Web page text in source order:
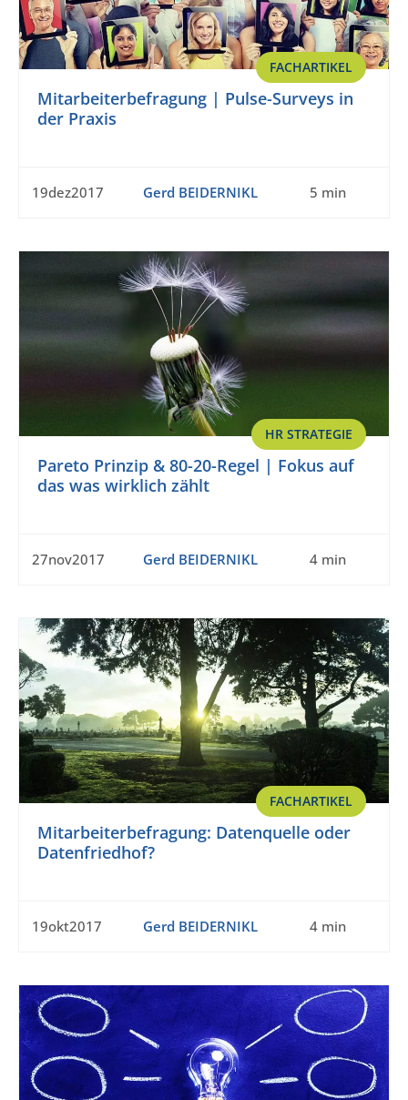
FACHARTIKEL
Mitarbeiterbefragung | Pulse-Surveys in
der Praxis
19dez2017 Gerd BEIDERNIKL 5 min
HR STRATEGIE
Pareto Prinzip & 80-20-Regel | Fokus auf
das was wirklich zählt
27nov2017 Gerd BEIDERNIKL 4 min
FACHARTIKEL
Mitarbeiterbefragung: Datenquelle oder
Datenfriedhof?
19okt2017 Gerd BEIDERNIKL 4 min